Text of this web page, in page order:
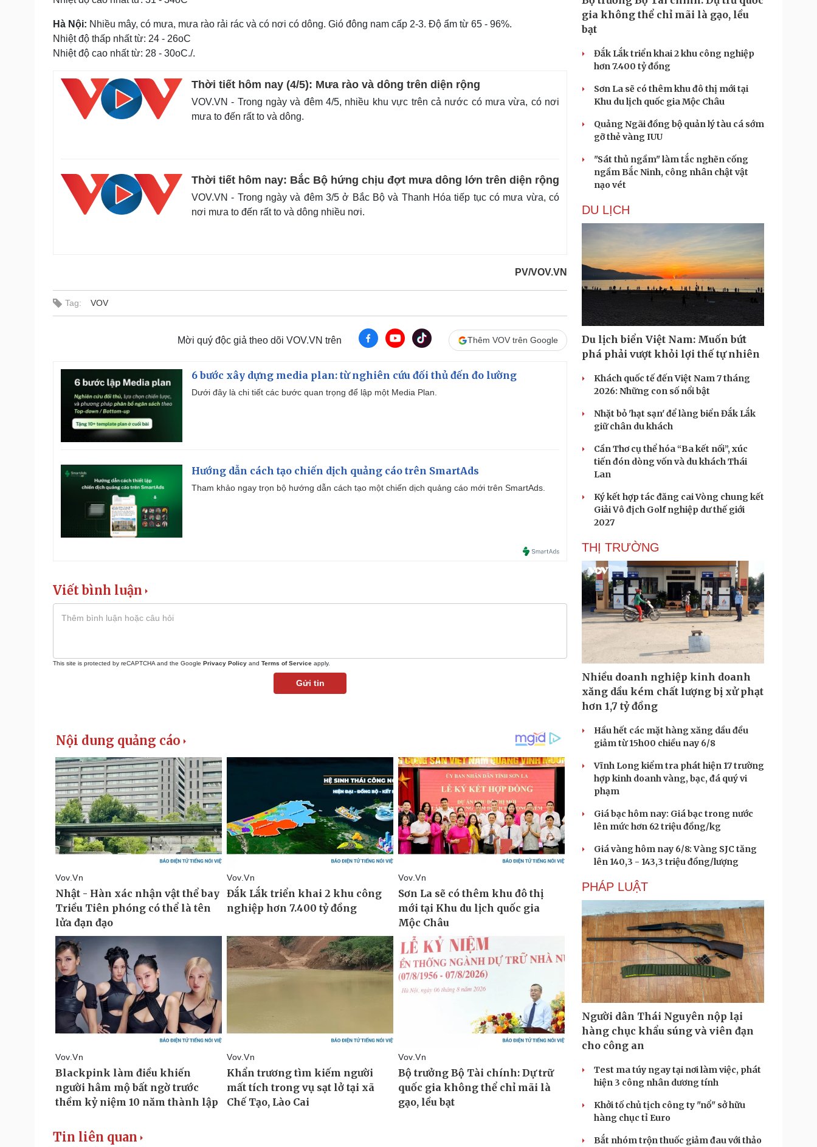
Hà Nội: Nhiều mây, có mưa, mưa rào rải rác và có nơi có dông. Gió đông nam cấp 2-3. Độ ẩm từ 65 - 96%.
Nhiệt độ thấp nhất từ: 24 - 26oC
Nhiệt độ cao nhất từ: 28 - 30oC./.
Thời tiết hôm nay (4/5): Mưa rào và dông trên diện rộng
VOV.VN - Trong ngày và đêm 4/5, nhiều khu vực trên cả nước có mưa vừa, có nơi
mưa to đến rất to và dông.
Thời tiết hôm nay: Bắc Bộ hứng chịu đợt mưa dông lớn trên diện rộng
VOV.VN - Trong ngày và đêm 3/5 ở Bắc Bộ và Thanh Hóa tiếp tục có mưa vừa, có
nơi mưa to đến rất to và dông nhiều nơi.
PV/VOV.VN
Tag: VOV
Mời quý độc giả theo dõi VOV.VN trên Thêm VOV trên Google
6 bước xây dựng media plan: từ nghiên cứu đối thủ đến đo lường
Dưới đây là chi tiết các bước quan trọng để lập một Media Plan.
Hướng dẫn cách tạo chiến dịch quảng cáo trên SmartAds
Tham khảo ngay trọn bộ hướng dẫn cách tạo một chiến dịch quảng cáo mới trên SmartAds.
Viết bình luận
This site is protected by reCAPTCHA and the Google Privacy Policy and Terms of Service apply.
Gửi tin
Tin liên quan
gia không thể chỉ mãi là gạo, lều
bạt
Đắk Lắk triển khai 2 khu công nghiệp
hơn 7.400 tỷ đồng
Sơn La sẽ có thêm khu đô thị mới tại
Khu du lịch quốc gia Mộc Châu
Quảng Ngãi đồng bộ quản lý tàu cá sớm
gỡ thẻ vàng IUU
"Sát thủ ngầm" làm tắc nghẽn cống
ngầm Bắc Ninh, công nhân chật vật
nạo vét
DU LỊCH
Du lịch biển Việt Nam: Muốn bứt
phá phải vượt khỏi lợi thế tự nhiên
Khách quốc tế đến Việt Nam 7 tháng
2026: Những con số nổi bật
Nhặt bỏ 'hạt sạn' để làng biển Đắk Lắk
giữ chân du khách
Cần Thơ cụ thể hóa “Ba kết nối”, xúc
tiến đón dòng vốn và du khách Thái
Lan
Ký kết hợp tác đăng cai Vòng chung kết
Giải Vô địch Golf nghiệp dư thế giới
2027
THỊ TRƯỜNG
Nhiều doanh nghiệp kinh doanh
xăng dầu kém chất lượng bị xử phạt
hơn 1,7 tỷ đồng
Hầu hết các mặt hàng xăng dầu đều
giảm từ 15h00 chiều nay 6/8
Vĩnh Long kiểm tra phát hiện 17 trường
hợp kinh doanh vàng, bạc, đá quý vi
phạm
Giá bạc hôm nay: Giá bạc trong nước
lên mức hơn 62 triệu đồng/kg
Giá vàng hôm nay 6/8: Vàng SJC tăng
lên 140,3 - 143,3 triệu đồng/lượng
PHÁP LUẬT
Người dân Thái Nguyên nộp lại
hàng chục khẩu súng và viên đạn
cho công an
Test ma túy ngay tại nơi làm việc, phát
hiện 3 công nhân dương tính
Khởi tố chủ tịch công ty "nổ" sở hữu
hàng chục tỉ Euro
Bắt nhóm trộn thuốc giảm đau với thảo